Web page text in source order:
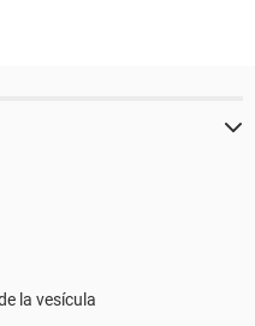
la vesícula